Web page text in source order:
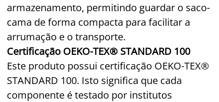
armazenamento, permitindo guardar o saco-
cama de forma compacta para facilitar a
arrumação e o transporte.
Certificação OEKO-TEX® STANDARD 100
Este produto possui certificação OEKO-TEX®
STANDARD 100. Isto significa que cada
componente é testado por institutos